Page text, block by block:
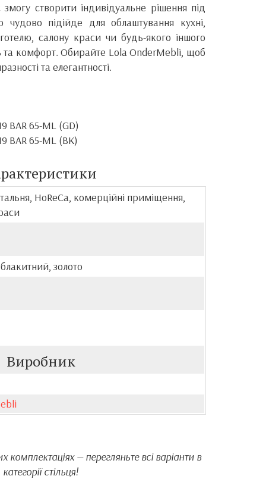
створити індивідуальне рішення під
чудово підійде для облаштування кухні,
салону краси чи будь-якого іншого
та комфорт. Обирайте Lola OnderMebli, щоб
та елегантності.
BAR 65-ML (GD)
BAR 65-ML (BK)
HoReCa, комерційні приміщення,
золото
Виробник
комплектаціях — перегляньте всі варіанти в
категорії стільця!